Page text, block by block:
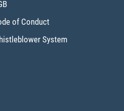
of Conduct
System